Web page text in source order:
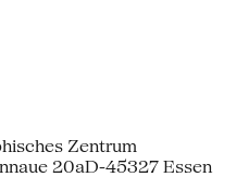
Zentrum
20aD-45327 Essen